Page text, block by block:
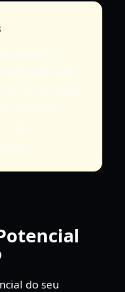
do seu